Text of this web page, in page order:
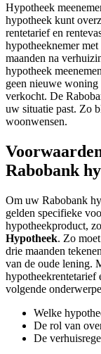
Hypotheek
hypotheek kunt
rentetarief en
hypotheeknemer
maanden na
hypotheek
geen nieuwe
verkocht. De
uw situatie past. Zo
woonwensen.
Rabobank
Om uw Rabobank
gelden specifieke
hypotheekproduct,
Hypotheek. Zo
drie maanden
van de oude lening.
hypotheekrentetarief
volgende
Welke
De rol van
De